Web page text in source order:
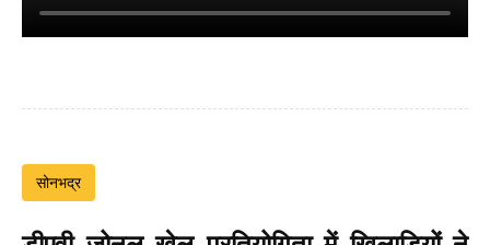
सोनभद्र